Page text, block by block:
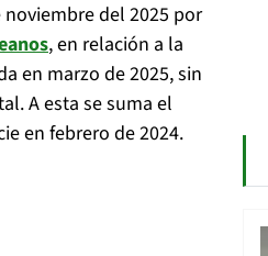
del 2025 por
, en relación a la
en marzo de 2025, sin
A esta se suma el
en febrero de 2024.